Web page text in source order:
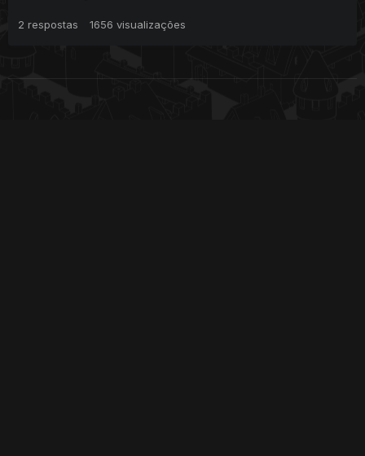
2 respostas 1656 visualizações